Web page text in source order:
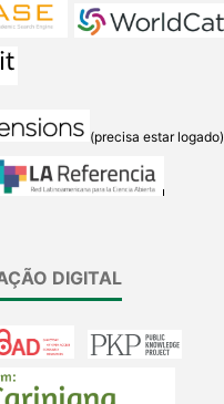
(precisa estar logado)
DIGITAL